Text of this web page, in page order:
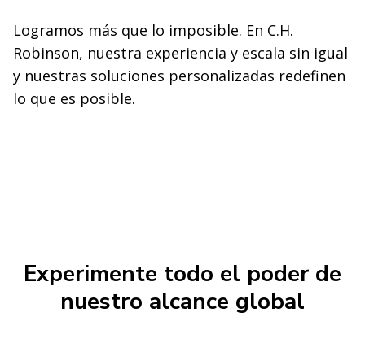
Logramos más que lo imposible. En C.H.
Robinson, nuestra experiencia y escala sin igual
y nuestras soluciones personalizadas redefinen
lo que es posible.
Experimente todo el poder de
nuestro alcance global